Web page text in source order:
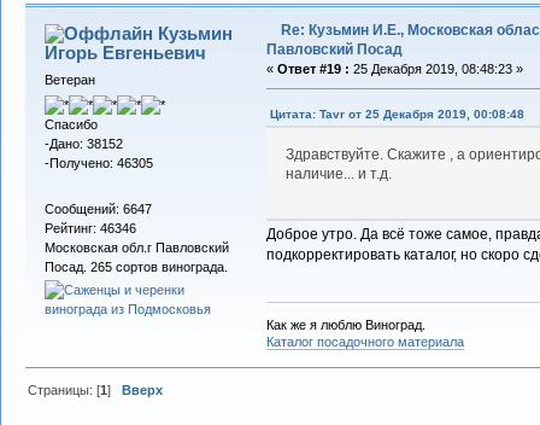
Кузьмин
Игорь Евгеньевич
Ветеран
Спасибо
-Дано: 38152
-Получено: 46305
Сообщений: 6647
Рейтинг: 46346
Московская обл.г Павловский
Посад. 265 сортов винограда.
Re: Кузьмин И.Е., Московская
Павловский Посад
« Ответ #19 : 25 Декабря 2019, 08:48:23 »
Цитата: Tavr от 25 Декабря 2019, 00:08:48
Здравствуйте. Скажите , а
наличие... и т.д.
Доброе утро. Да всё тоже самое,
подкорректировать каталог, но скоро
Как же я люблю Виноград.
Каталог посадочного материала
Страницы: [1]Вверх